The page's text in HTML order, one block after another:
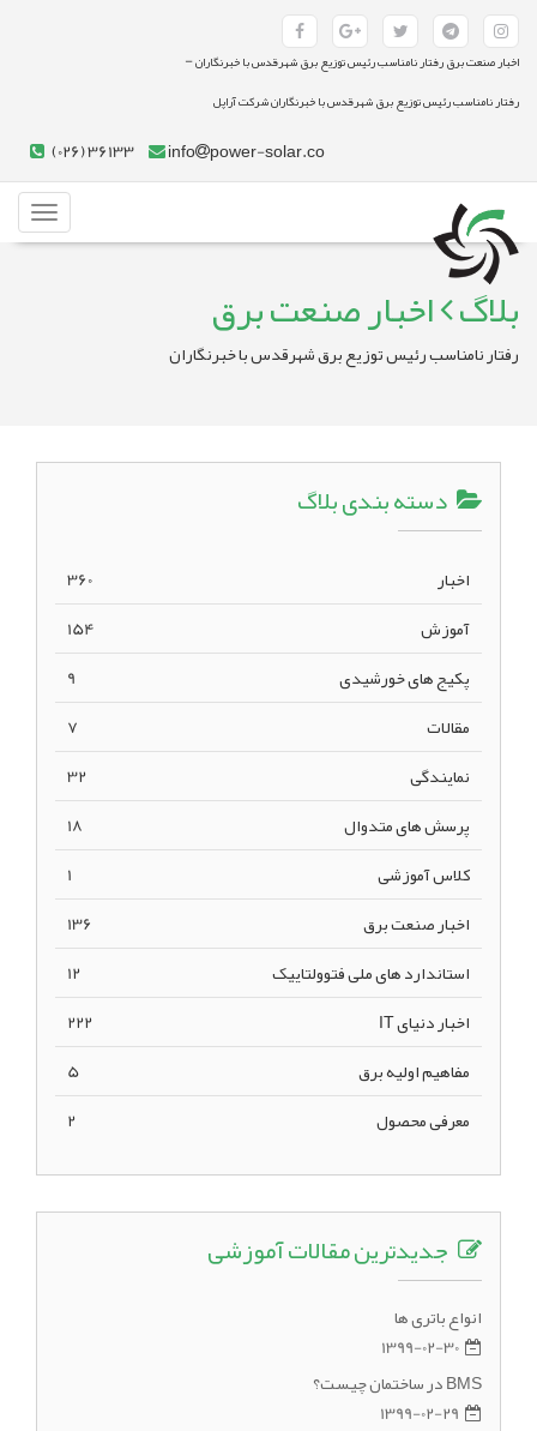
اخبار صنعت برق رفتار نامناسب رئیس توزیع برق شهرقدس با خبرنگاران-
رفتار نامناسب رئیس توزیع برق شهرقدس با خبرنگاران شرکت آراپل
info power-solar.co
(026) 36133
بلاگ اخبار صنعت برق
رفتار نامناسب رئیس توزیع برق شهرقدس با خبرنگاران
دسته بندی بلاگ
اخبار
360
آموزش
154
پکیج های خورشیدی
9
مقالات
7
نمایندگی
32
پرسش های متدوال
18
کلاس آموزشی
1
اخبار صنعت برق
136
استاندارد های ملی فتوولتاییک
12
اخبار دنیای IT
222
مفاهیم اولیه برق
5
معرفی محصول
2
جدیدترین مقالات آموزشی
انواع باتری ها
1399-02-30
BMS در ساختمان چیست؟
1399-02-29